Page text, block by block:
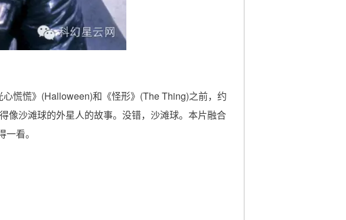
慌慌》(Halloween)和《怪形》(The Thing)之前，约
像沙滩球的外星人的故事。没错，沙滩球。本片融合
看。